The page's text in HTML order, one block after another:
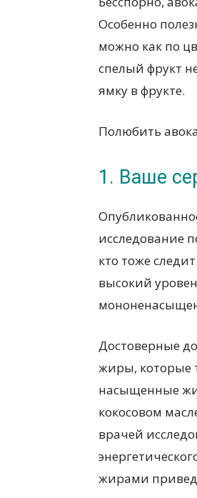
Особенно
можно как по
спелый фрукт
ямку в фрукте.
Полюбить
1. Ваше
исследование
кто тоже
высокий
Достоверные
жиры, которые
насыщенные
кокосовом
врачей
жирами